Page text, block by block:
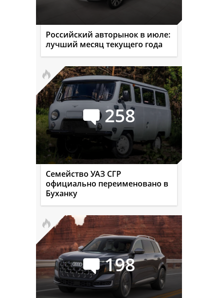
Российский авторынок в июле:
лучший месяц текущего года
258
Семейство УАЗ СГР
официально переименовано в
Буханку
198